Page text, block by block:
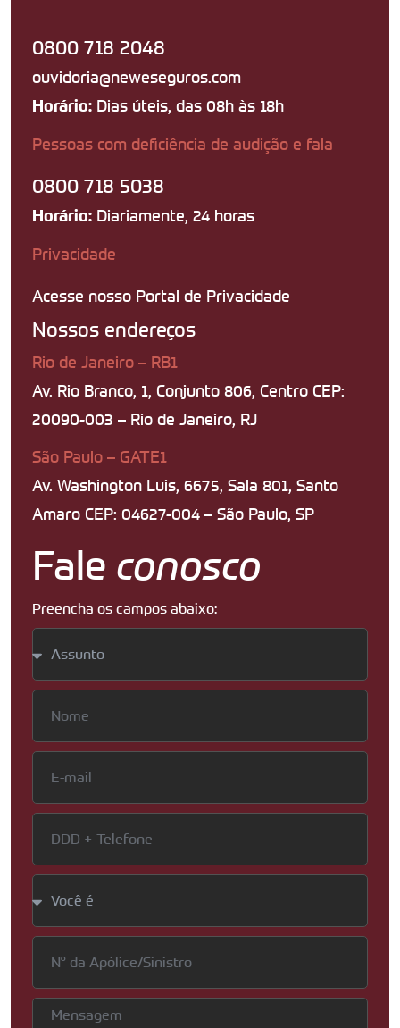
0800 718 2048
ouvidoria@neweseguros.com
Horário: Dias úteis, das 08h às 18h
Pessoas com deficiência de audição e fala
0800 718 5038
Horário: Diariamente, 24 horas
Privacidade
Acesse nosso Portal de Privacidade
Nossos endereços
Rio de Janeiro – RB1
Av. Rio Branco, 1, Conjunto 806, Centro CEP:
20090-003 – Rio de Janeiro, RJ
São Paulo – GATE1
Av. Washington Luis, 6675, Sala 801, Santo
Amaro CEP: 04627-004 – São Paulo, SP
Fale conosco
Preencha os campos abaixo: